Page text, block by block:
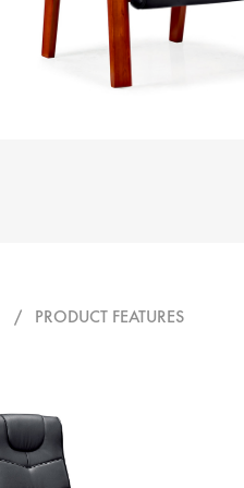
/ PRODUCT FEATURES